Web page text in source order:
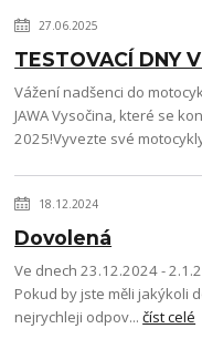
27.06.2025
TESTOVACÍ DNY
Vážení nadšenci do
JAWA Vysočina, které se
2025!Vyvezte své
18.12.2024
Dovolená
Ve dnech 23.12.2024 -
Pokud by jste měli jakýkoli
nejrychleji odpov...číst celé